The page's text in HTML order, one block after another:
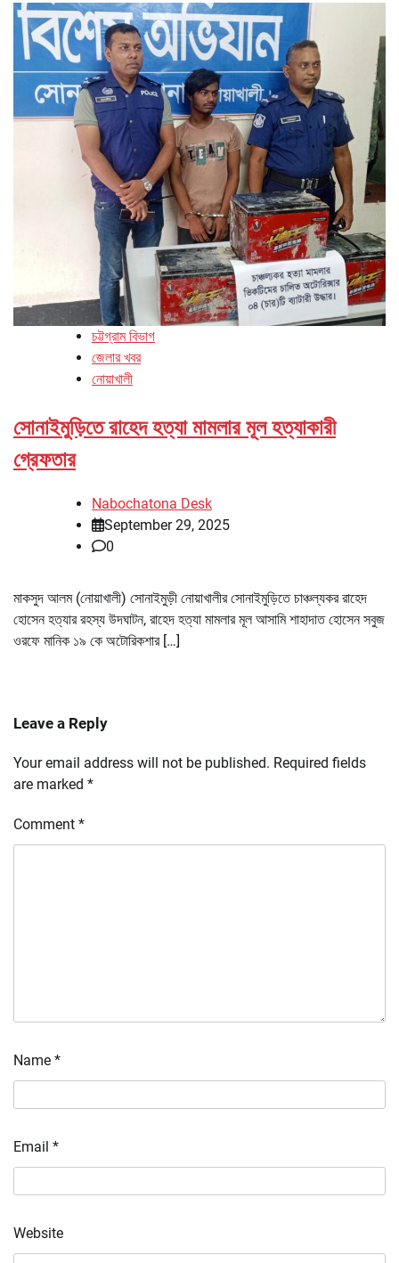
চট্টগ্রাম বিভাগ
জেলার খবর
নোয়াখালী
সোনাইমুড়িতে রাহেদ হত্যা মামলার মূল হত্যাকারী
গ্রেফতার
Nabochatona Desk
September 29, 2025
0
মাকসুদ আলম (নোয়াখালী) সোনাইমুড়ী নোয়াখালীর সোনাইমুড়িতে চাঞ্চল্যকর রাহেদ
হোসেন হত্যার রহস্য উদঘাটন, রাহেদ হত্যা মামলার মূল আসামি শাহাদাত হোসেন সবুজ
ওরফে মানিক ১৯ কে অটোরিকশার […]
Leave a Reply
Your email address will not be published. Required fields
are marked *
Comment *
Name *
Email *
Website